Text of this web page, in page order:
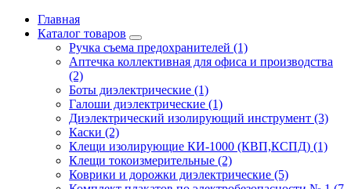
Главная
Каталог товаров
Ручка съема предохранителей (1)
Аптечка коллективная для офиса и производства
(2)
Боты диэлектрические (1)
Галоши диэлектрические (1)
Диэлектрический изолирующий инструмент (3)
Каски (2)
Клещи изолирующие КИ-1000 (КВП,КСПД) (1)
Клещи токоизмерительные (2)
Коврики и дорожки диэлектрические (5)